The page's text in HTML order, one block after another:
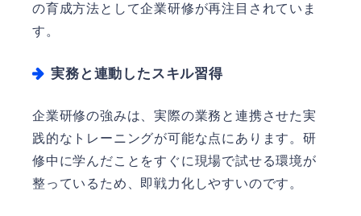
の育成方法として企業研修が再注目されていま
す。
実務と連動したスキル習得
企業研修の強みは、実際の業務と連携させた実
践的なトレーニングが可能な点にあります。研
修中に学んだことをすぐに現場で試せる環境が
整っているため、即戦力化しやすいのです。